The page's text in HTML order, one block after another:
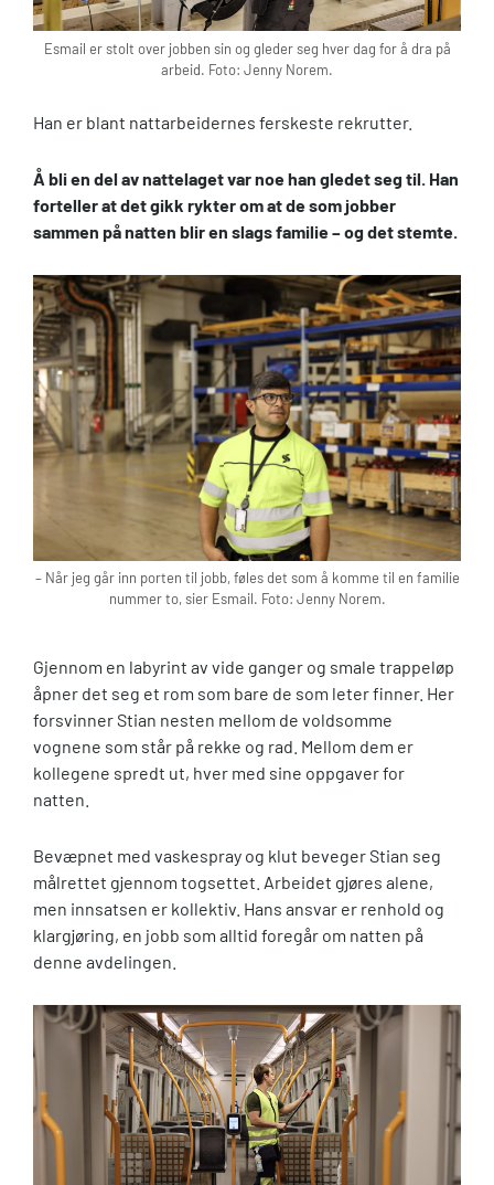
Esmail er stolt over jobben sin og gleder seg hver dag for å dra på
arbeid. Foto: Jenny Norem.
Han er blant nattarbeidernes ferskeste rekrutter.
Å bli en del av nattelaget var noe han gledet seg til. Han
forteller at det gikk rykter om at de som jobber
sammen på natten blir en slags familie – og det stemte.
– Når jeg går inn porten til jobb, føles det som å komme til en familie
nummer to, sier Esmail. Foto: Jenny Norem.
Gjennom en labyrint av vide ganger og smale trappeløp
åpner det seg et rom som bare de som leter finner. Her
forsvinner Stian nesten mellom de voldsomme
vognene som står på rekke og rad. Mellom dem er
kollegene spredt ut, hver med sine oppgaver for
natten.
Bevæpnet med vaskespray og klut beveger Stian seg
målrettet gjennom togsettet. Arbeidet gjøres alene,
men innsatsen er kollektiv. Hans ansvar er renhold og
klargjøring, en jobb som alltid foregår om natten på
denne avdelingen.